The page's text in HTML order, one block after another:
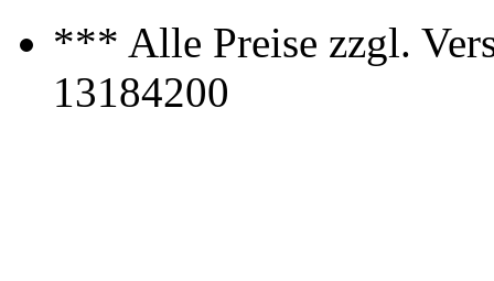
*** Alle Preise zzgl.
13184200